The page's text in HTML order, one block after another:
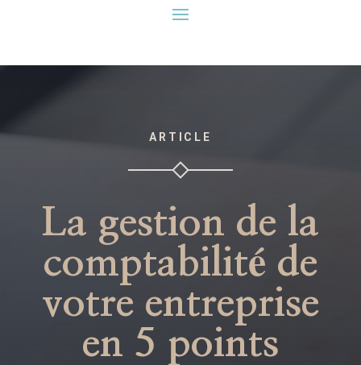
ARTICLE
La gestion de la
comptabilité de
votre entreprise
en 5 points